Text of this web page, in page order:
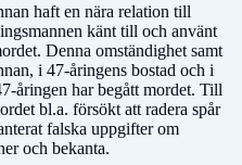
haft en nära relation till
känt till och använt
Denna omständighet samt
i 47-åringens bostad och i
åringen har begått mordet. Till
bl.a. försökt att radera spår
falska upp­gifter om
och bekanta.